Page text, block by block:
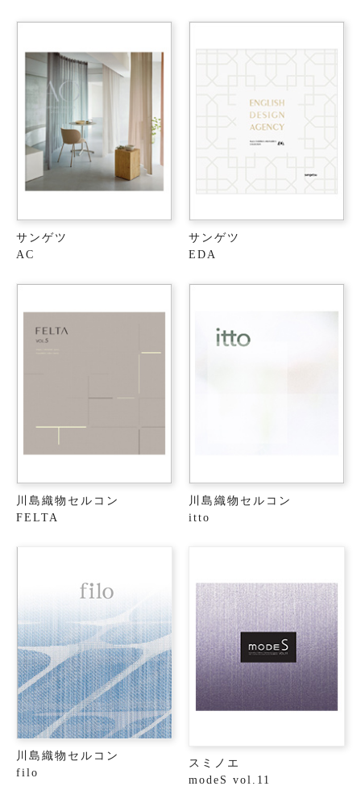
サンゲツ
AC
サンゲツ
EDA
川島織物セルコン
FELTA
川島織物セルコン
itto
川島織物セルコン
filo
スミノエ
modeS vol.11